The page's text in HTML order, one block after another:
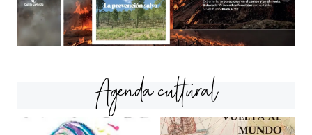
Agenda cultural